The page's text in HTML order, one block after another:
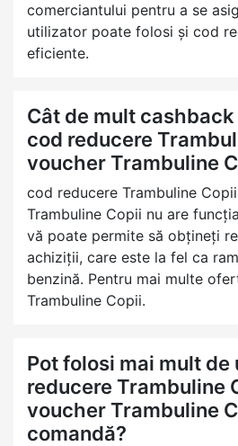
comerciantului pentru a se
utilizator poate folosi și cod
eficiente.
Cât de mult
cod reducere
voucher Trambuline
cod reducere Trambuline
Trambuline Copii nu are
vă poate permite să obțineți
achiziții, care este la fel ca
benzină. Pentru mai multe
Trambuline Copii.
Pot folosi mai mult de
reducere Trambuline
voucher Trambuline
comandă?